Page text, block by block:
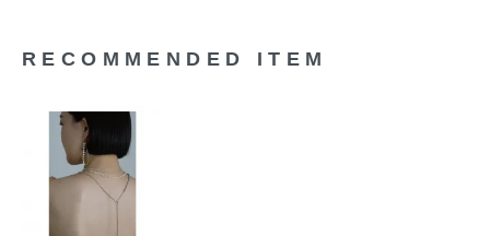
RECOMMENDED ITEM